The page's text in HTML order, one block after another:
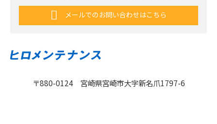
〒880-0124 宮崎県宮崎市大字新名爪1797-6
メールでのお問い合わせはこちら